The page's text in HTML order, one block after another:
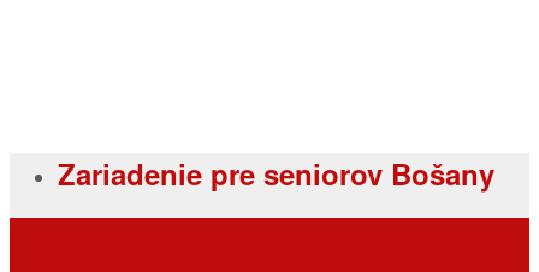
Zariadenie pre seniorov Bošany